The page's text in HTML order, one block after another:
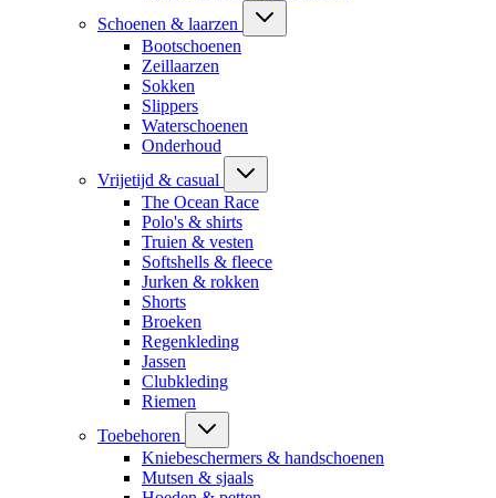
Schoenen & laarzen
Bootschoenen
Zeillaarzen
Sokken
Slippers
Waterschoenen
Onderhoud
Vrijetijd & casual
The Ocean Race
Polo's & shirts
Truien & vesten
Softshells & fleece
Jurken & rokken
Shorts
Broeken
Regenkleding
Jassen
Clubkleding
Riemen
Toebehoren
Kniebeschermers & handschoenen
Mutsen & sjaals